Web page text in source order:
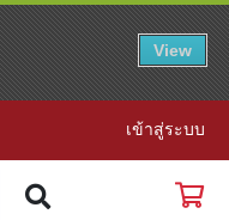
View
เข้าสู่ระบบ